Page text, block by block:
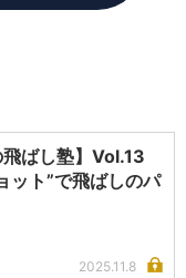
飛ばし塾】Vol.13
ット”で飛ばしのパ
2025.11.8